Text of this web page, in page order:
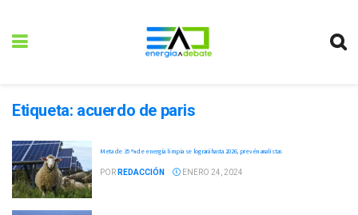
Etiqueta: acuerdo de paris
Meta de 35 % de energía limpia se logrará hasta 2026, prevén analistas
POR REDACCIÓN ENERO 24, 2024